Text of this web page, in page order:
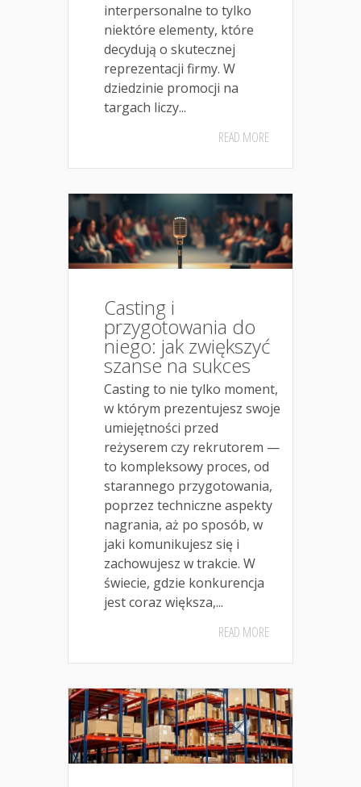
interpersonalne to tylko
niektóre elementy, które
decydują o skutecznej
reprezentacji firmy. W
dziedzinie promocji na
targach liczy...
READ MORE
Casting i
przygotowania do
niego: jak zwiększyć
szanse na sukces
Casting to nie tylko moment,
w którym prezentujesz swoje
umiejętności przed
reżyserem czy rekrutorem —
to kompleksowy proces, od
starannego przygotowania,
poprzez techniczne aspekty
nagrania, aż po sposób, w
jaki komunikujesz się i
zachowujesz w trakcie. W
świecie, gdzie konkurencja
jest coraz większa,...
READ MORE